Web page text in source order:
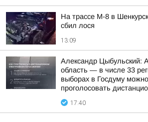
На трассе М-8 в
сбил лося
13:09
Александр Цыбульский:
область — в числе 33
выборах в Госдуму
проголосовать
17:40